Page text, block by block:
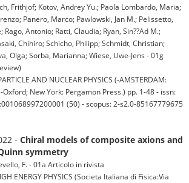
Frithjof; Kotov, Andrey Yu.; Paola Lombardo, Maria;
Panero, Marco; Pawlowski, Jan M.; Pelissetto,
Antonio; Ratti, Claudia; Ryan, Sin??Ad M.;
Chihiro; Schicho, Philipp; Schmidt, Christian;
Olga; Sorba, Marianna; Wiese, Uwe-Jens - 01g
AND NUCLEAR PHYSICS (-AMSTERDAM:
-Oxford; New York: Pergamon Press.) pp. 1-48 - issn:
(50) - scopus: 2-s2.0-85167779675
- Chiral models of composite axions and
symmetry
F. - 01a Articolo in rivista
ENERGY PHYSICS (Societa Italiana di Fisica:Via